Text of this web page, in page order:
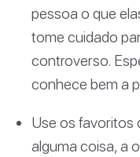
pessoa o que
tome cuidado
controverso.
conhece bem a
Use os favoritos
alguma coisa, a